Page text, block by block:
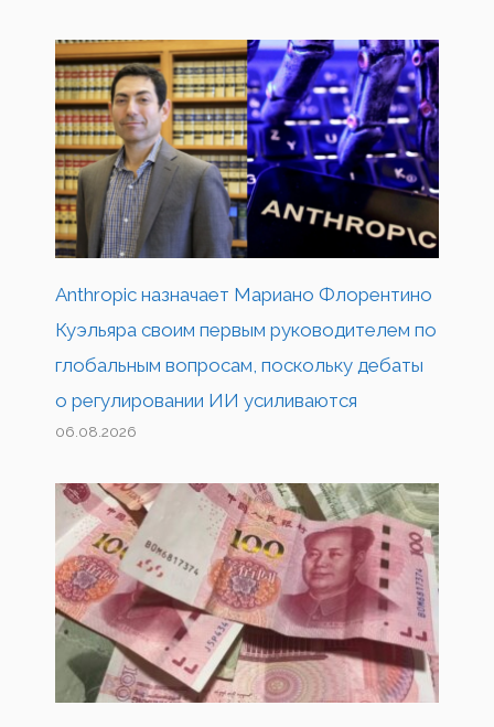
Anthropic назначает Мариано Флорентино
Куэльяра своим первым руководителем по
глобальным вопросам, поскольку дебаты
о регулировании ИИ усиливаются
06.08.2026